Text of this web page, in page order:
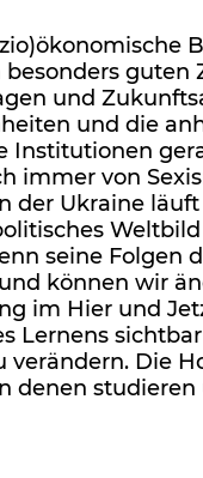
guten
und
und die
Institutionen
immer von
der Ukraine
seine Folgen
können wir
im Hier und
Lernens
Die
denen studieren